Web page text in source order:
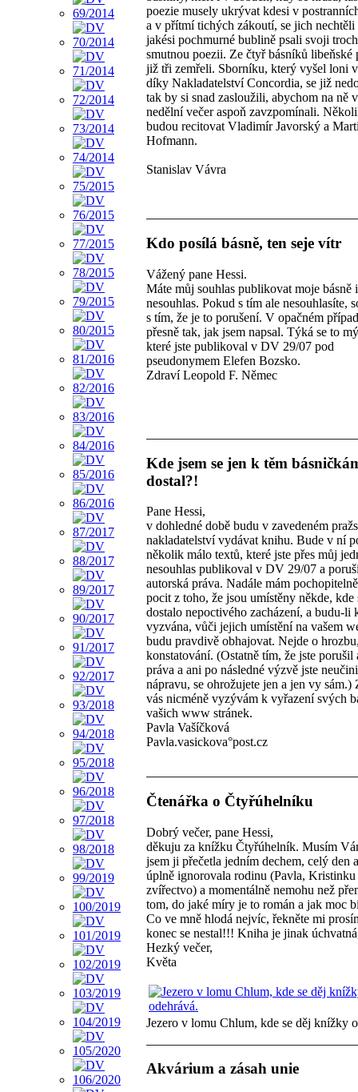
poezie musely ukrývat kdesi v
a v přítmí tichých zákoutí, se jich nechtěli
jakési pochmurné bublině psali svoji
smutnou poezii. Ze čtyř básníků libeňské
již tři zemřeli. Sborníku, který vyšel loni
díky Nakladatelství Concordia, se již
tak by si snad zasloužili, abychom na ně
nedělní večer aspoň zavzpomínali.
budou recitovat Vladimír Javorský a
Hofmann.
Stanislav Vávra
Kdo posílá básně, ten seje vítr
Vážený pane Hessi.
Máte můj souhlas publikovat moje básně
nesouhlas. Pokud s tím ale nesouhlasíte,
s tím, že je to porušení. V opačném
přesně tak, jak jsem napsal. Týká se to
které jste publikoval v DV 29/07 pod
pseudonymem Elefen Bozsko.
Zdraví Leopold F. Němec
Kde jsem se jen k těm
dostal?!
Pane Hessi,
v dohledné době budu v zavedeném
nakladatelství vydávat knihu. Bude v ní
několik málo textů, které jste přes můj
nesouhlas publikoval v DV 29/07 a
autorská práva. Nadále mám
pocit z toho, že jsou umístěny někde, kde
dostalo nepoctivého zacházení, a budu-li
vyzvána, vůči jejich umístění na vašem
budu pravdivě obhajovat. Nejde o
konstatování. (Ostatně tím, že jste porušil
práva a ani po následné výzvě jste
nápravu, se ohrožujete jen a jen vy sám.)
vás nicméně vyzývám k vyřazení svých
vašich www stránek.
Pavla Vašíčková
Pavla.vasickova°post.cz
Čtenářka o Čtyřúhelníku
Dobrý večer, pane Hessi,
děkuju za knížku Čtyřúhelník. Musím
jsem ji přečetla jedním dechem, celý den
úplně ignorovala rodinu (Pavla, Kristinku
zvířectvo) a momentálně nemohu než
tom, do jaké míry je to román a jak moc
Co ve mně hlodá nejvíc, řekněte mi
konec se nestal!!! Kniha je jinak
Hezký večer,
Květa
Jezero v lomu Chlum, kde se děj knížky
Akvárium a zásah unie